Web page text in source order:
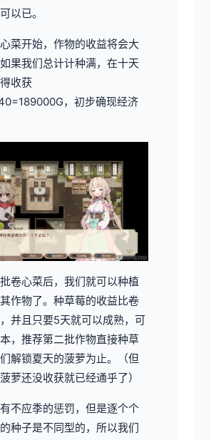
以已。
菜开始，作物的收益将会大
果我们总计计种满，在十天
收获
，初步确现经济
卷心菜后，我们就可以种植
作物了。种草莓的收益比卷
并且只要5天就可以成熟，可
，推荐第二批作物直接种草
解锁夏天的菠萝为止。（但
萝还没收获就已经通乎了）
不应季的惩罚，但是逐个个
种子是不同型的，所以我们